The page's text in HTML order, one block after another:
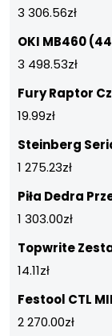
3 306.56zł
OKI MB460
3 498.53zł
Fury Raptor
19.99zł
Steinberg
1 275.23zł
Piła Dedra
1 303.00zł
Topwrite
14.11zł
Festool CTL
2 270.00zł